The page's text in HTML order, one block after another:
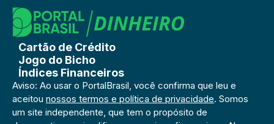
Cartão de Crédito
Jogo do Bicho
Índices Financeiros
Aviso: Ao usar o PortalBrasil, você confirma que leu e
aceitou nossos termos e política de privacidade. Somos
um site independente, que tem o propósito de